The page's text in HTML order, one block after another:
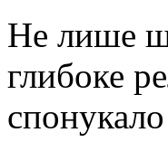
Не лише
глибоке